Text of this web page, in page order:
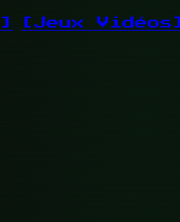
[Jeux Vidéos]